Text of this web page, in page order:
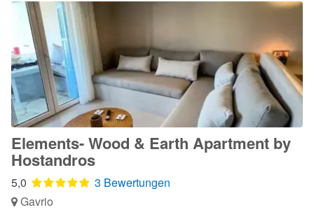
Elements- Wood & Earth Apartment by
Hostandros
5,0
3 Bewertungen
Gavrio